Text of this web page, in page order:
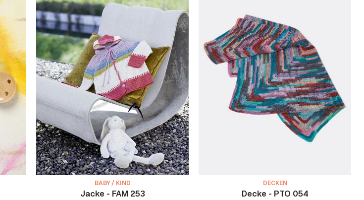
BABY / KIND
Jacke - FAM 253
DECKEN
Decke - PTO 054